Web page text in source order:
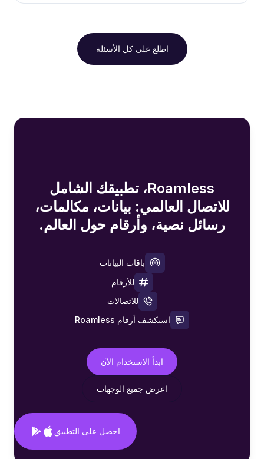
اطلع على كل الأسئلة
Roamless، تطبيقك الشامل
للاتصال العالمي: بيانات، مكالمات،
رسائل نصية، وأرقام حول العالم.
باقات البيانات
للأرقام
للاتصالات
استكشف أرقام Roamless
ابدأ الاستخدام الآن
اعرض جميع الوجهات
احصل على التطبيق